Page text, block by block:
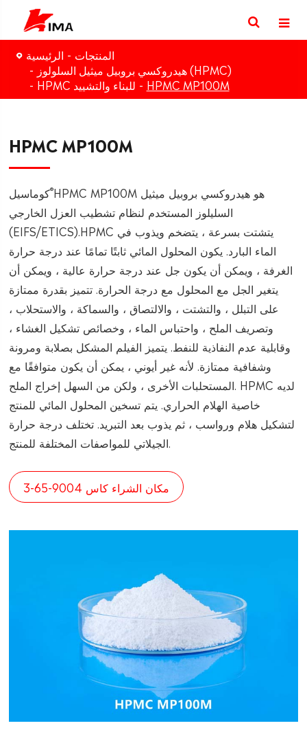
الرئيسية
المنتجات
هيدروكسي بروبيل ميثيل السلولوز (HPMC)
HPMC للبناء والتشييد
HPMC MP100M
HPMC MP100M
كوماسيل®HPMC MP100M هو هيدروكسي بروبيل ميثيل
السليلوز المستخدم لنظام تشطيب العزل الخارجي
(EIFS/ETICS).HPMC يتشتت بسرعة ، يتضخم ويذوب في
الماء البارد. يكون المحلول المائي ثابتًا تمامًا عند درجة حرارة
الغرفة ، ويمكن أن يكون جل عند درجة حرارة عالية ، ويمكن أن
يتغير الجل مع المحلول مع درجة الحرارة. تتميز بقدرة ممتازة
على التبلل ، والتشتت ، والالتصاق ، والسماكة ، والاستحلاب ،
وتصريف الملح ، واحتباس الماء ، وخصائص تشكيل الغشاء ،
وقابلية عدم النفاذية للنفط. يتميز الفيلم المشكل بصلابة ومرونة
وشفافية ممتازة. لأنه غير أيوني ، يمكن أن يكون متوافقًا مع
المستحلبات الأخرى ، ولكن من السهل إخراج الملح. HPMC لديه
خاصية الهلام الحراري. يتم تسخين المحلول المائي للمنتج
لتشكيل هلام ورواسب ، ثم يذوب بعد التبريد. تختلف درجة حرارة
الجيلاتي للمواصفات المختلفة للمنتج.
مكان الشراء كاس 9004-65-3